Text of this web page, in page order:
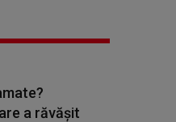
a răvășit